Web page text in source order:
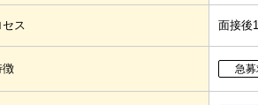
ス 面接後
徴 急募